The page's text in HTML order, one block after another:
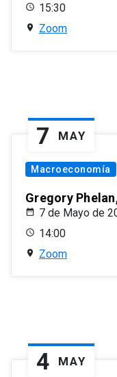
15:30
Zoom
7 MAY
Macroeconomía
Gregory
7 de Mayo de
14:00
Zoom
4 MAY